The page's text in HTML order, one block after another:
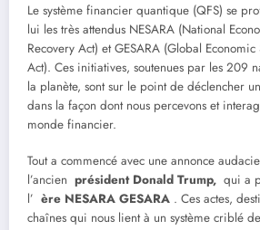
Le système financier quantique (QFS) se
lui les très attendus NESARA (National
Recovery Act) et GESARA (Global
Act). Ces initiatives, soutenues par les 209
la planète, sont sur le point de déclencher
dans la façon dont nous percevons et
monde financier.
Tout a commencé avec une annonce
l’ancien président Donald Trump, qui a
l’ ère NESARA GESARA . Ces actes,
chaînes qui nous lient à un système criblé